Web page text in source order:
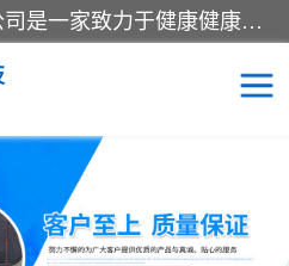
深圳运康达华科技有限公司是一家致力于健康健康产业的现代化企业，已经走过了15个春秋，开创了中医外用发展的新未来，是专业从事中医医疗仪器的研发、生产、销售、服务为一体的子公司，在医疗器械的设计、开发和生产方面率先引进国际先进技术和好的科技人员，先后开发出了场效应治疗仪、多功能治疗仪、颈椎治疗仪、腰椎治疗仪、增效垫等多个系列。
中药提速